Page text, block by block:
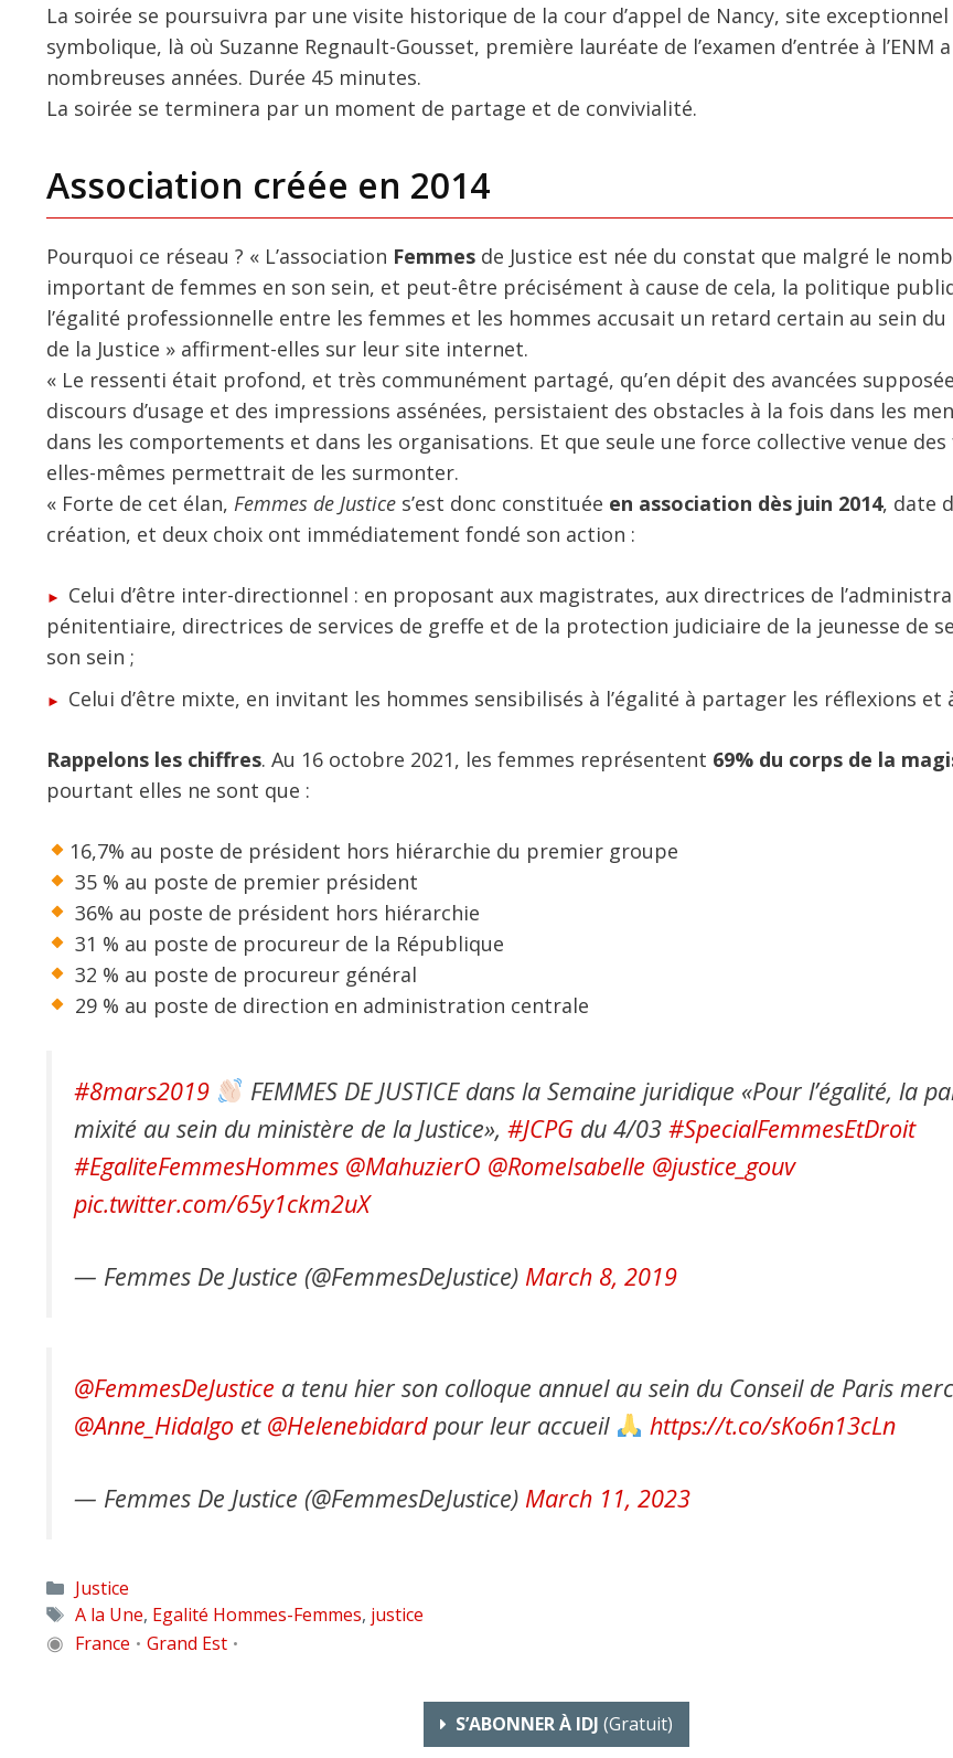
La soirée se poursuivra par une visite historique de la cour d’appel de Nancy, site
symbolique, là où Suzanne Regnault-Gousset, première lauréate de l’examen d’entrée à l’ENM
nombreuses années. Durée 45 minutes.
La soirée se terminera par un moment de partage et de convivialité.
Association créée en 2014
Pourquoi ce réseau ? « L’association Femmes de Justice est née du constat que malgré le
important de femmes en son sein, et peut-être précisément à cause de cela, la politique
l’égalité professionnelle entre les femmes et les hommes accusait un retard certain au sein
de la Justice » affirment-elles sur leur site internet.
« Le ressenti était profond, et très communément partagé, qu’en dépit des avancées
discours d’usage et des impressions assénées, persistaient des obstacles à la fois dans les
dans les comportements et dans les organisations. Et que seule une force collective venue des
elles-mêmes permettrait de les surmonter.
« Forte de cet élan, Femmes de Justice s’est donc constituée en association dès juin 2014, date
création, et deux choix ont immédiatement fondé son action :
Celui d’être inter-directionnel : en proposant aux magistrates, aux directrices de
pénitentiaire, directrices de services de greffe et de la protection judiciaire de la jeunesse de
son sein ;
Celui d’être mixte, en invitant les hommes sensibilisés à l’égalité à partager les réflexions et
Rappelons les chiffres. Au 16 octobre 2021, les femmes représentent 69% du corps de la
pourtant elles ne sont que :
16,7% au poste de président hors hiérarchie du premier groupe
35 % au poste de premier président
36% au poste de président hors hiérarchie
31 % au poste de procureur de la République
32 % au poste de procureur général
29 % au poste de direction en administration centrale
#8mars2019
FEMMES DE JUSTICE dans la Semaine juridique «Pour l’égalité, la
mixité au sein du ministère de la Justice», #JCPG du 4/03 #SpecialFemmesEtDroit
#EgaliteFemmesHommes @MahuzierO @RomeIsabelle @justice_gouv
pic.twitter.com/65y1ckm2uX
— Femmes De Justice (@FemmesDeJustice) March 8, 2019
@FemmesDeJustice a tenu hier son colloque annuel au sein du Conseil de Paris
@Anne_Hidalgo et @Helenebidardpour leur accueil https://t.co/sKo6n13cLn
— Femmes De Justice (@FemmesDeJustice) March 11, 2023
Catégories
Justice
Étiquettes
A la Une, Egalité Hommes-Femmes, justice
◉ France • Grand Est •
S’ABONNER À IDJ (gratuit)